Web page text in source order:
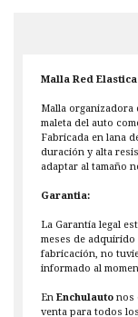
Malla Red
Malla organizadora
maleta del auto
Fabricada en lana
duración y alta
adaptar al tamaño
Garantia:
La Garantía legal
meses de
fabricación, no
informado al
En Enchulauto nos
venta para todos